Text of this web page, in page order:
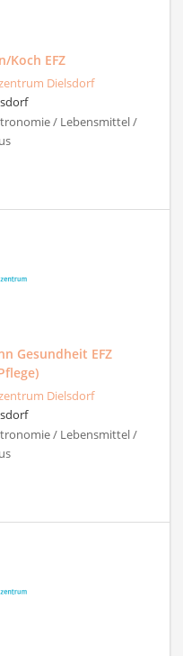
Koch EFZ
Dielsdorf
/ Lebensmittel /
Gesundheit EFZ
Dielsdorf
/ Lebensmittel /